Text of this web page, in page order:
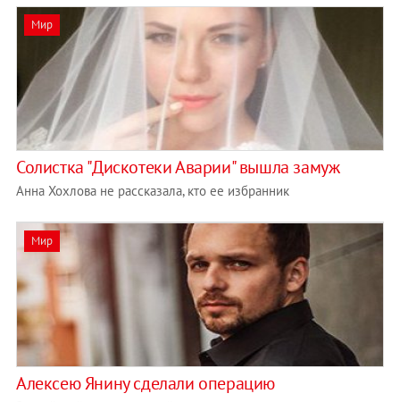
Мир
Солистка "Дискотеки Аварии" вышла замуж
Анна Хохлова не рассказала, кто ее избранник
Мир
Алексею Янину сделали операцию